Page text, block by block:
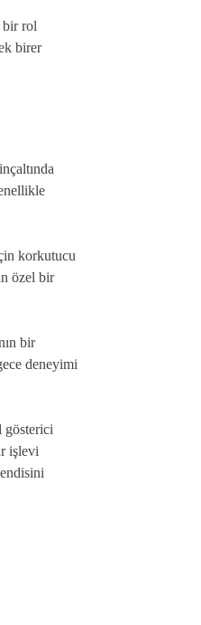
bir rol
birer
korkutucu
özel bir
bir
deneyimi
gösterici
işlevi